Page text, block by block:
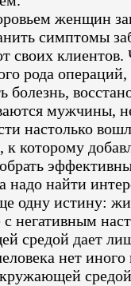
женщин
симптомы
своих
рода
мужчины,
настолько
которому
найти
одну истину:
негативным
средой дает
нет